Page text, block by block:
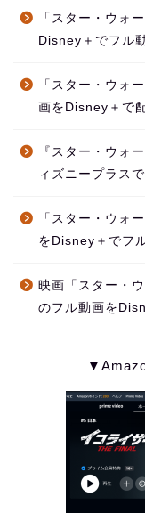
「スター・ウォ
Disney＋でフル
「スター・ウォ
画をDisney＋で
『スター・ウォ
ィズニープラス
「スター・ウォ
をDisney＋でフ
映画「スター・
のフル動画を